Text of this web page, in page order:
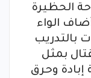
الحظيرة
متر، وأضاف الواء
بالتدريب
بمثل
إبادة وحرق